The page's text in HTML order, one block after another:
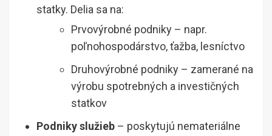
statky. Delia sa na:
Prvovýrobné podniky – napr.
poľnohospodárstvo, ťažba, lesníctvo
Druhovýrobné podniky – zamerané na
výrobu spotrebných a investičných
statkov
Podniky služieb – poskytujú nemateriálne